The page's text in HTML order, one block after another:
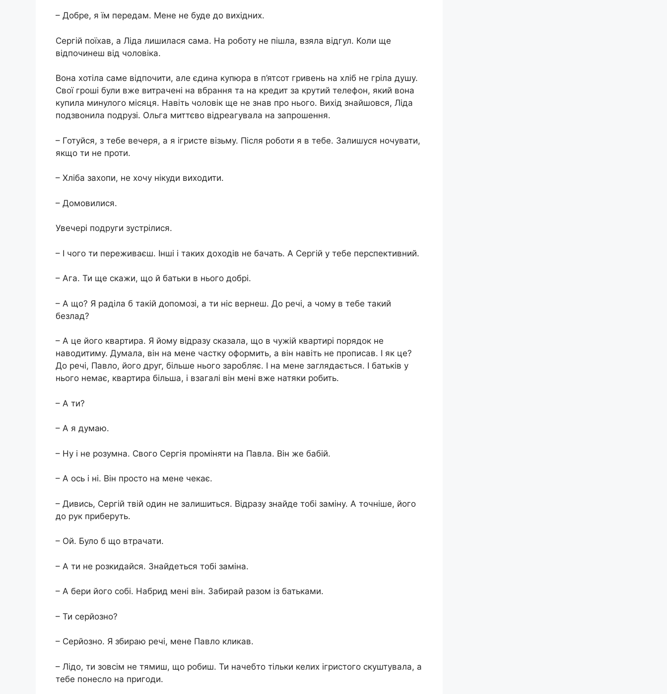
– Добре, я їм передам. Мене не буде до вихідних.
Сергій поїхав, а Ліда лишилася сама. На роботу не пішла, взяла відгул. Коли ще
відпочинеш від чоловіка.
Вона хотіла саме відпочити, але єдина купюра в п’ятсот гривень на хліб не гріла душу.
Свої гроші були вже витрачені на вбрання та на кредит за крутий телефон, який вона
купила минулого місяця. Навіть чоловік ще не знав про нього. Вихід знайшовся, Ліда
подзвонила подрузі. Ольга миттєво відреагувала на запрошення.
– Готуйся, з тебе вечеря, а я ігристе візьму. Після роботи я в тебе. Залишуся ночувати,
якщо ти не проти.
– Хліба захопи, не хочу нікуди виходити.
– Домовилися.
Увечері подруги зустрілися.
– І чого ти переживаєш. Інші і таких доходів не бачать. А Сергій у тебе перспективний.
– Ага. Ти ще скажи, що й батьки в нього добрі.
– А що? Я раділа б такій допомозі, а ти ніс вернеш. До речі, а чому в тебе такий
безлад?
– А це його квартира. Я йому відразу сказала, що в чужій квартирі порядок не
наводитиму. Думала, він на мене частку оформить, а він навіть не прописав. І як це?
До речі, Павло, його друг, більше нього заробляє. І на мене заглядається. І батьків у
нього немає, квартира більша, і взагалі він мені вже натяки робить.
– А ти?
– А я думаю.
– Ну і не розумна. Свого Сергія проміняти на Павла. Він же бабій.
– А ось і ні. Він просто на мене чекає.
– Дивись, Сергій твій один не залишиться. Відразу знайде тобі заміну. А точніше, його
до рук приберуть.
– Ой. Було б що втрачати.
– А ти не розкидайся. Знайдеться тобі заміна.
– А бери його собі. Набрид мені він. Забирай разом із батьками.
– Ти серйозно?
– Серйозно. Я збираю речі, мене Павло кликав.
– Лідо, ти зовсім не тямиш, що робиш. Ти начебто тільки келих ігристого скуштувала, а
тебе понесло на пригоди.